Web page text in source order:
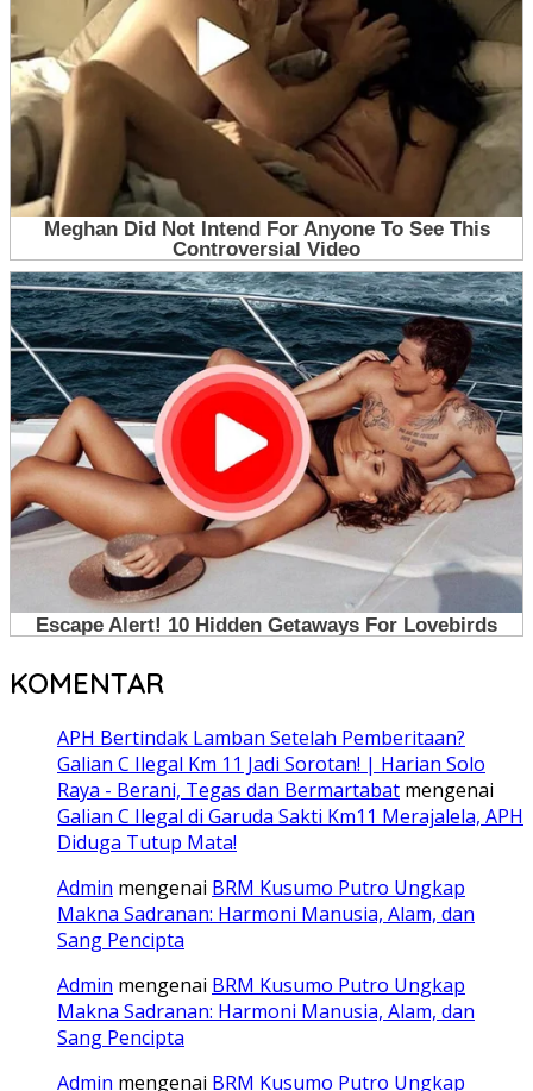
KOMENTAR
APH Bertindak Lamban Setelah Pemberitaan?
Galian C Ilegal Km 11 Jadi Sorotan! | Harian Solo
Raya - Berani, Tegas dan Bermartabat mengenai
Galian C Ilegal di Garuda Sakti Km11 Merajalela, APH
Diduga Tutup Mata!
Admin mengenai BRM Kusumo Putro Ungkap
Makna Sadranan: Harmoni Manusia, Alam, dan
Sang Pencipta
Admin mengenai BRM Kusumo Putro Ungkap
Makna Sadranan: Harmoni Manusia, Alam, dan
Sang Pencipta
Admin mengenai BRM Kusumo Putro Ungkap